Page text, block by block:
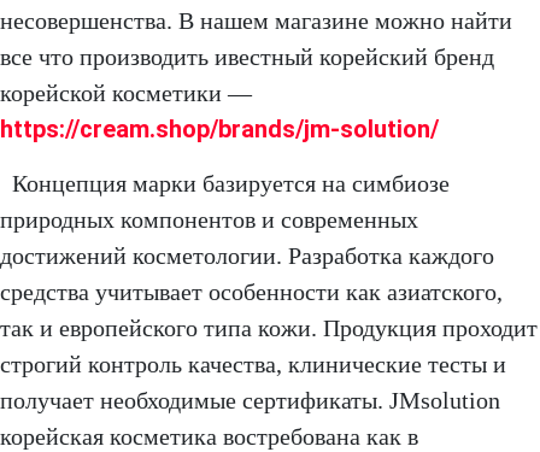
несовершенства. В нашем магазине можно найти
все что производить ивестный корейский бренд
корейской косметики —
https://cream.shop/brands/jm-solution/
Концепция марки базируется на симбиозе
природных компонентов и современных
достижений косметологии. Разработка каждого
средства учитывает особенности как азиатского,
так и европейского типа кожи. Продукция проходит
строгий контроль качества, клинические тесты и
получает необходимые сертификаты. JMsolution
корейская косметика востребована как в